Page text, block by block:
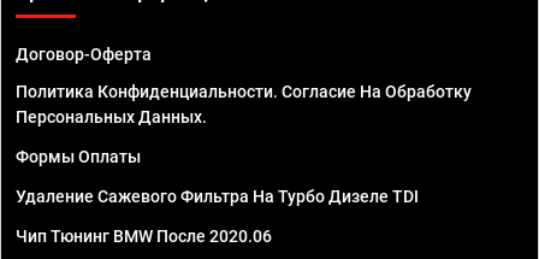
Договор-Оферта
Политика Конфиденциальности. Согласие На Обработку
Персональных Данных.
Формы Оплаты
Удаление Сажевого Фильтра На Турбо Дизеле TDI
Чип Тюнинг BMW После 2020.06